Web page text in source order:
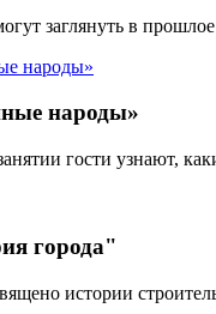
заглянуть в
народы»
гости узнают,
города"
истории